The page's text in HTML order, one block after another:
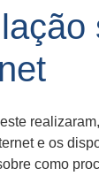
e os
como